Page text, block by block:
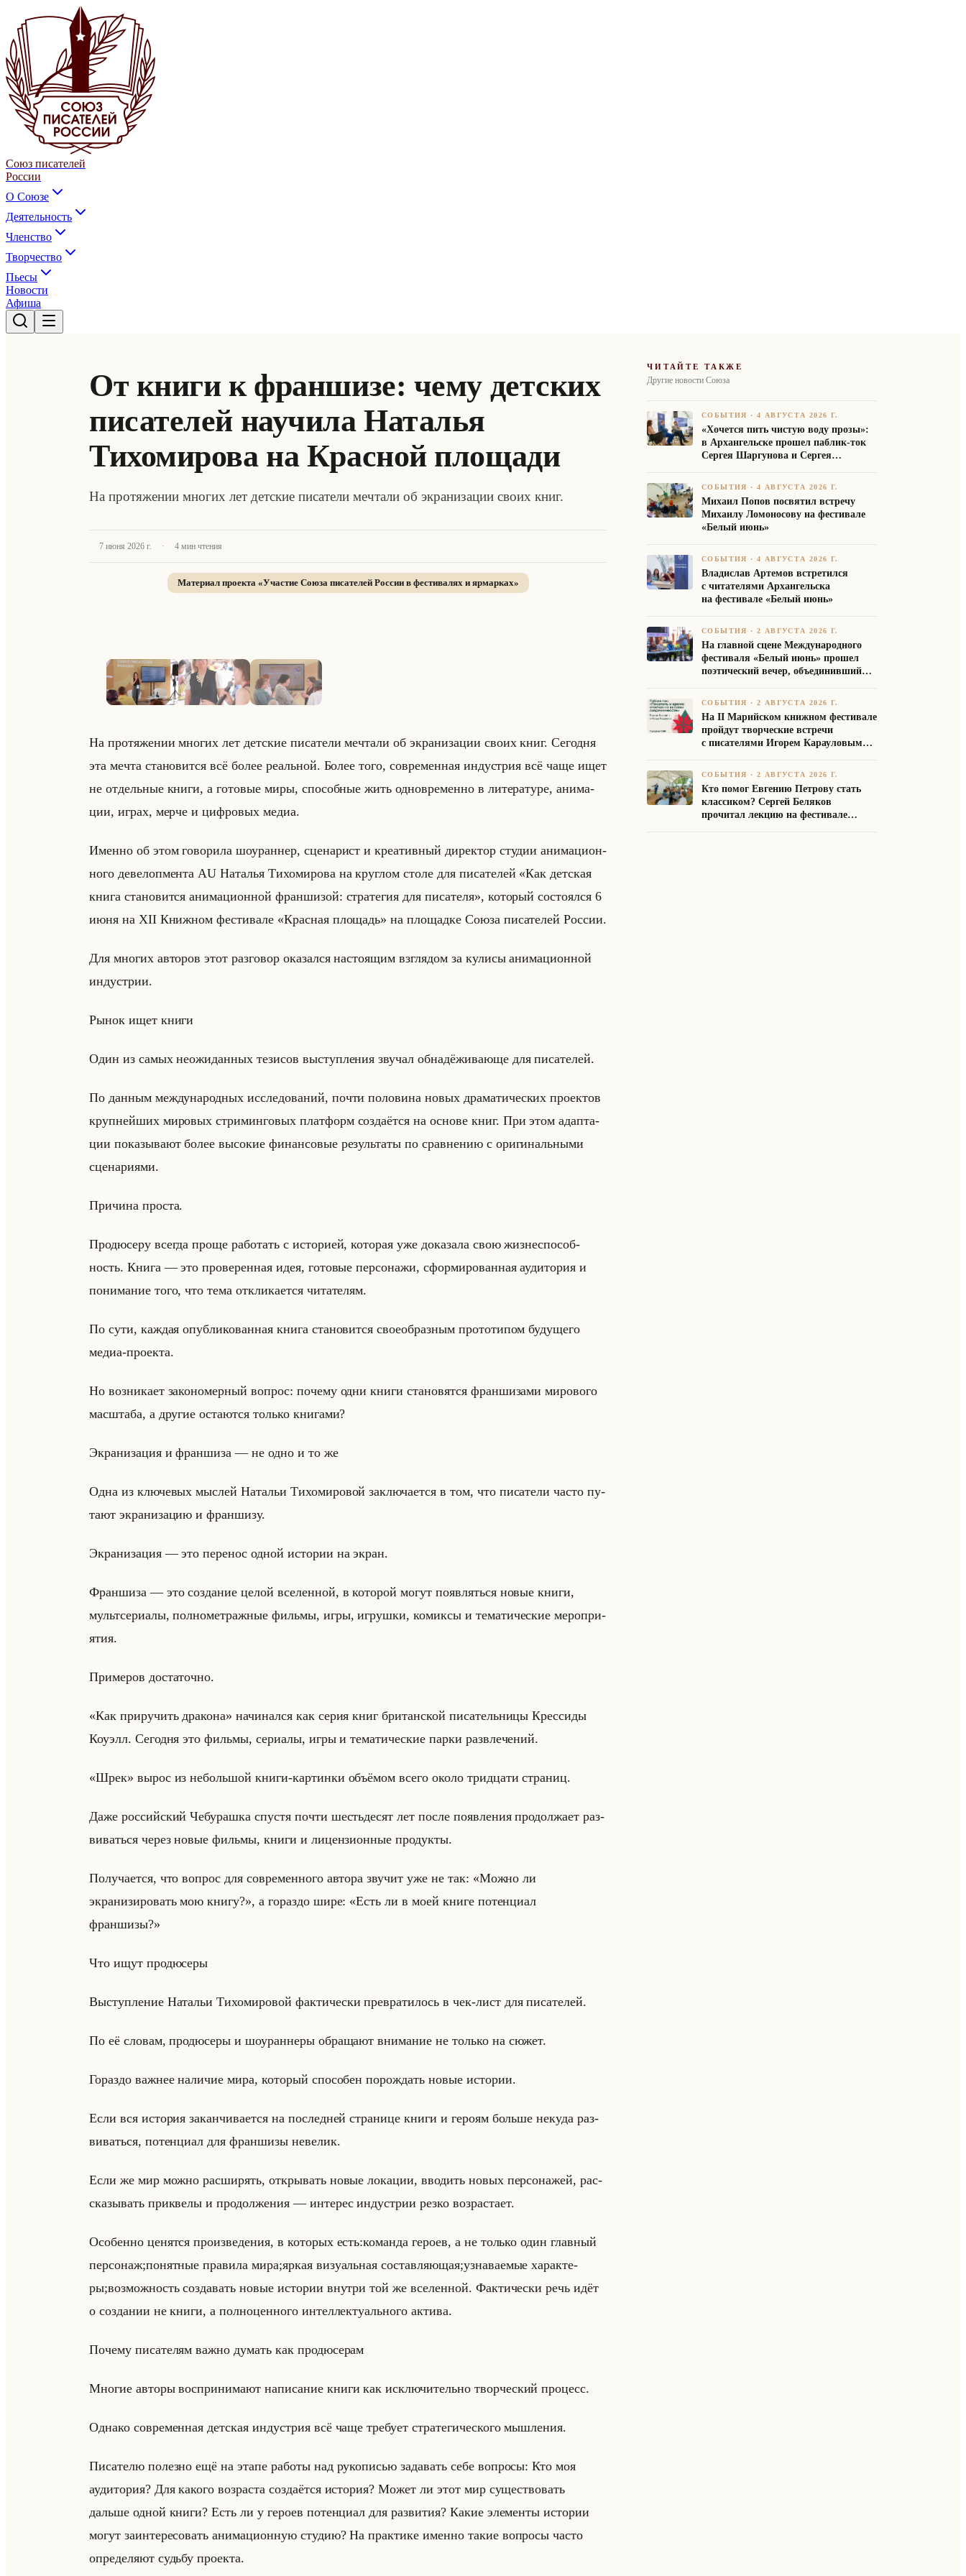
Союз писателей
России
О Союзе
Деятельность
Членство
Творчество
Пьесы
Новости
Афиша
От книги к франшизе: чему детских
писателей научила Наталья
Тихомирова на Красной площади
На протяжении многих лет детские писатели мечтали об экранизации своих книг.
7 июня 2026 г. · 4 мин чтения
Материал проекта «Участие Союза писателей России в фестивалях и ярмарках»
На про­тя­же­нии мно­гих лет дет­ские пи­са­те­ли меч­та­ли об экра­ни­за­ции своих книг. Се­год­ня
эта мечта ста­но­вит­ся всё более ре­альной. Более того, со­вре­мен­ная ин­ду­стрия всё чаще ищет
не от­дельные книги, а го­то­вые миры, спо­соб­ные жить од­но­вре­мен­но в ли­те­ра­ту­ре, ани­ма­
ции, играх, мерче и циф­ро­вых медиа.
Имен­но об этом го­во­ри­ла шо­уран­нер, сце­на­рист и кре­атив­ный ди­рек­тор сту­дии ани­ма­ци­он­
но­го де­ве­ло­пмен­та AU На­та­лья Ти­хо­ми­ро­ва на круг­лом столе для пи­са­те­лей «Как детская
книга становится анимационной франшизой: стратегия для писателя», ко­то­рый со­сто­ял­ся 6
июня на XII Книж­ном фе­сти­ва­ле «Красная площадь» на пло­щад­ке Союза пи­са­те­лей Рос­сии.
Для мно­гих ав­то­ров этот раз­го­вор ока­зал­ся на­сто­ящим взгля­дом за ку­ли­сы ани­ма­ци­он­ной
ин­ду­стрии.
Рынок ищет книги
Один из самых неожи­дан­ных те­зи­сов вы­ступ­ле­ния зву­чал об­на­дё­жи­ва­юще для пи­са­те­лей.
По дан­ным меж­ду­на­род­ных ис­сле­до­ва­ний, почти по­ло­ви­на новых дра­ма­ти­че­ских про­ек­тов
круп­нейших ми­ро­вых стри­мин­го­вых плат­форм со­зда­ёт­ся на ос­но­ве книг. При этом адап­та­
ции по­ка­зы­ва­ют более вы­со­кие фи­нан­со­вые ре­зульта­ты по срав­не­нию с ори­ги­нальны­ми
сце­на­ри­ями.
При­чи­на про­ста.
Про­дю­се­ру все­гда проще ра­бо­тать с ис­то­ри­ей, ко­то­рая уже до­ка­за­ла свою жиз­не­спо­соб­
ность. Книга — это про­ве­рен­ная идея, го­то­вые пер­со­на­жи, сфор­ми­ро­ван­ная ауди­то­рия и
по­ни­ма­ние того, что тема от­кли­ка­ет­ся чи­та­те­лям.
По сути, каж­дая опуб­ли­ко­ван­ная книга ста­но­вит­ся свое­об­раз­ным про­то­ти­пом бу­ду­ще­го
медиа-про­ек­та.
Но воз­ни­ка­ет за­ко­но­мер­ный во­прос: по­че­му одни книги ста­но­вят­ся фран­ши­за­ми ми­ро­во­го
мас­шта­ба, а дру­гие оста­ют­ся только кни­га­ми?
Экра­ни­за­ция и фран­ши­за — не одно и то же
Одна из клю­че­вых мыс­лей На­та­льи Ти­хо­ми­ро­вой за­клю­ча­ет­ся в том, что пи­са­те­ли часто пу­
та­ют экра­ни­за­цию и фран­ши­зу.
Экра­ни­за­ция — это пе­ре­нос одной ис­то­рии на экран.
Фран­ши­за — это со­зда­ние целой все­лен­ной, в ко­то­рой могут по­яв­ляться новые книги,
мульт­се­ри­алы, пол­но­мет­раж­ные фильмы, игры, иг­руш­ки, ко­мик­сы и те­ма­ти­че­ские ме­ро­при­
ятия.
При­ме­ров до­ста­точ­но.
«Как приручить дракона» на­чи­нал­ся как серия книг бри­тан­ской пи­са­тельни­цы Крес­си­ды
Коуэлл. Се­год­ня это фильмы, се­ри­алы, игры и те­ма­ти­че­ские парки раз­вле­че­ний.
«Шрек» вырос из небольшой книги-кар­тин­ки объё­мом всего около трид­ца­ти стра­ниц.
Даже рос­сийский Че­бу­раш­ка спу­стя почти шестьдес­ят лет после по­яв­ле­ния про­дол­жа­ет раз­
ви­ваться через новые фильмы, книги и ли­цен­зи­он­ные про­дук­ты.
По­лу­ча­ет­ся, что во­прос для со­вре­мен­но­го ав­то­ра зву­чит уже не так: «Можно ли
экранизировать мою книгу?», а го­раз­до шире: «Есть ли в моей книге потенциал
франшизы?»
Что ищут про­дю­се­ры
Вы­ступ­ле­ние На­та­льи Ти­хо­ми­ро­вой фак­ти­че­ски пре­вра­ти­лось в чек-лист для пи­са­те­лей.
По её сло­вам, про­дю­се­ры и шо­уран­не­ры об­ра­ща­ют вни­ма­ние не только на сюжет.
Го­раз­до важ­нее на­ли­чие мира, ко­то­рый спо­со­бен по­рож­дать новые ис­то­рии.
Если вся ис­то­рия за­кан­чи­ва­ет­ся на по­след­ней стра­ни­це книги и ге­ро­ям больше неку­да раз­
ви­ваться, по­тен­ци­ал для фран­ши­зы неве­лик.
Если же мир можно рас­ши­рять, от­кры­вать новые ло­ка­ции, вво­дить новых пер­со­на­жей, рас­
ска­зы­вать при­кве­лы и про­дол­же­ния — ин­те­рес ин­ду­стрии резко воз­рас­та­ет.
Осо­бен­но це­нят­ся про­из­ве­де­ния, в ко­то­рых есть:ко­ман­да ге­ро­ев, а не только один глав­ный
пер­со­наж;по­нят­ные пра­ви­ла мира;яркая ви­зу­альная со­став­ля­ющая;узна­ва­емые ха­рак­те­
ры;воз­мож­ность со­зда­вать новые ис­то­рии внут­ри той же все­лен­ной. Фак­ти­че­ски речь идёт
о со­зда­нии не книги, а пол­но­цен­но­го ин­тел­лек­ту­ально­го ак­ти­ва.
По­че­му пи­са­те­лям важно ду­мать как про­дю­се­рам
Мно­гие ав­то­ры вос­при­ни­ма­ют на­пи­са­ние книги как ис­клю­чи­тельно твор­че­ский про­цесс.
Од­на­ко со­вре­мен­ная дет­ская ин­ду­стрия всё чаще тре­бу­ет стра­те­ги­че­ско­го мыш­ле­ния.
Пи­са­те­лю по­лез­но ещё на этапе ра­бо­ты над ру­ко­пи­сью за­да­вать себе во­про­сы: Кто моя
ауди­то­рия? Для ка­ко­го воз­рас­та со­зда­ёт­ся ис­то­рия? Может ли этот мир су­ще­ство­вать
дальше одной книги? Есть ли у ге­ро­ев по­тен­ци­ал для раз­ви­тия? Какие эле­мен­ты ис­то­рии
могут за­ин­те­ре­со­вать ани­ма­ци­он­ную сту­дию? На прак­ти­ке имен­но такие во­про­сы часто
опре­де­ля­ют судьбу про­ек­та.
ЧИТАЙТЕ ТАКЖЕ
Другие новости Союза
СОБЫТИЯ ·4 АВГУСТА 2026 Г.
«Хочется пить чистую воду прозы»:
в Архангельске прошел паблик-ток
Сергея Шаргунова и Сергея
СОБЫТИЯ ·4 АВГУСТА 2026 Г.
Михаил Попов посвятил встречу
Михаилу Ломоносову на фестивале
«Белый июнь»
СОБЫТИЯ ·4 АВГУСТА 2026 Г.
Владислав Артемов встретился
с читателями Архангельска
на фестивале «Белый июнь»
СОБЫТИЯ ·2 АВГУСТА 2026 Г.
На главной сцене Международного
фестиваля «Белый июнь» прошел
поэтический вечер, объединивший
СОБЫТИЯ ·2 АВГУСТА 2026 Г.
На II Марийском книжном фестивале
пройдут творческие встречи
с писателями Игорем Карауловым
СОБЫТИЯ ·2 АВГУСТА 2026 Г.
Кто помог Евгению Петрову стать
классиком? Сергей Беляков
прочитал лекцию на фестивале